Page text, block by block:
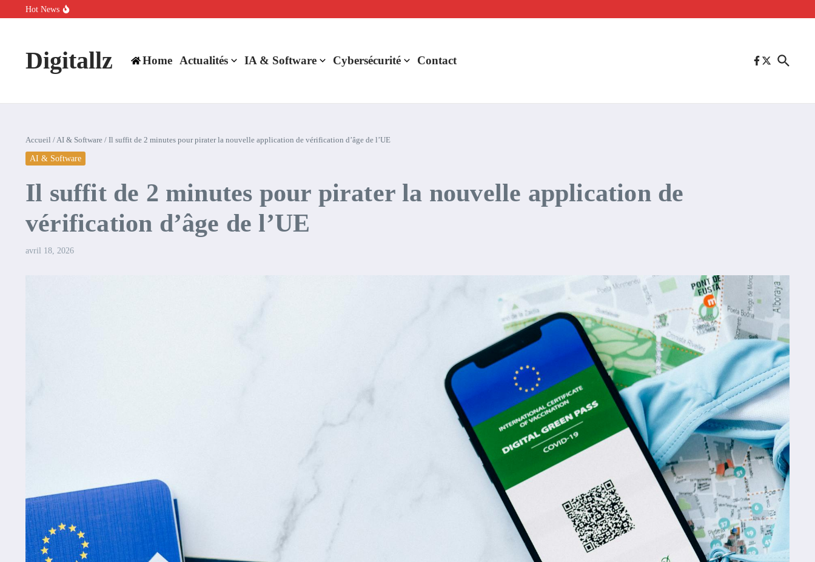
Aller au contenu
Hot News
Comment l’IA simplifie la data de caisse pour la transformer en levier de rentabilité ?
Digitallz Home Actualités IA & Software Cybersécurité Contact
Accueil /AI & Software / Il suffit de 2 minutes pour pirater la nouvelle application de vérification d’âge de l’UE
AI & Software
Il suffit de 2 minutes pour pirater la nouvelle application de
vérification d’âge de l’UE
avril 18, 2026